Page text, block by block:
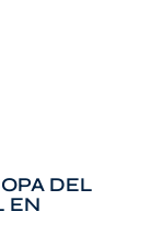
DEL
EN